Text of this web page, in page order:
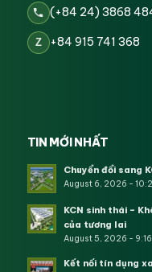
(+84 24) 3868
Z +84 915 741 368
TIN MỚI NHẤT
Chuyển đổi sang
August 6, 2026 -
KCN sinh thái –
của tương lai
August 5, 2026 -
Kết nối tín dụng